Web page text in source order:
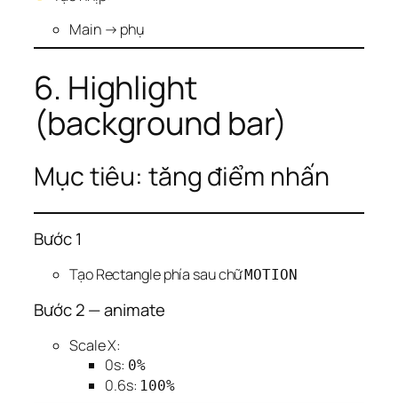
Main → phụ
6. Highlight
(background bar)
Mục tiêu: tăng điểm nhấn
Bước 1
Tạo Rectangle phía sau chữMOTION
Bước 2 — animate
Scale X:
0s: 0%
0.6s: 100%